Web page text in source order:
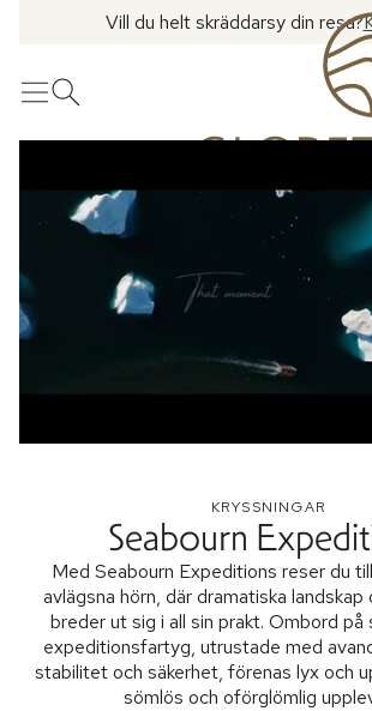
Vill du helt skräddarsy din resa?
MenyÖppna sök
KRYSSNINGAR
Seabourn
Med Seabourn Expeditions reser du
avlägsna hörn, där dramatiska
breder ut sig i all sin prakt. Ombord på
expeditionsfartyg, utrustade med
stabilitet och säkerhet, förenas lyx och
sömlös och oförglömlig